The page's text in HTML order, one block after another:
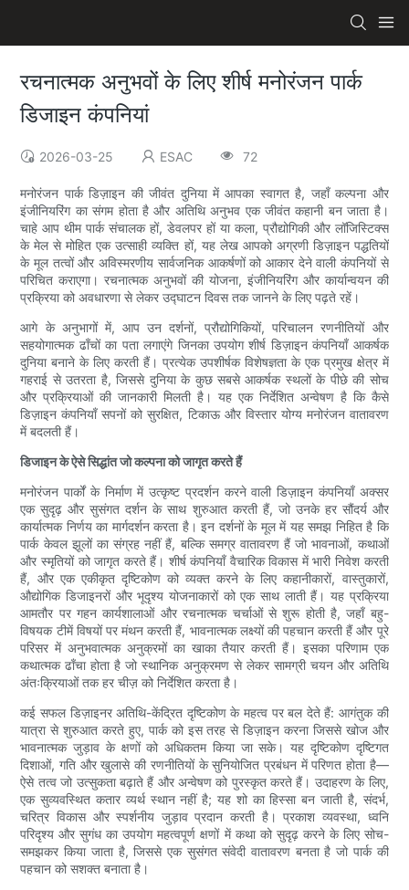
रचनात्मक अनुभवों के लिए शीर्ष मनोरंजन पार्क
डिजाइन कंपनियां
2026-03-25 ESAC 72
मनोरंजन पार्क डिज़ाइन की जीवंत दुनिया में आपका स्वागत है, जहाँ कल्पना और
इंजीनियरिंग का संगम होता है और अतिथि अनुभव एक जीवंत कहानी बन जाता है।
चाहे आप थीम पार्क संचालक हों, डेवलपर हों या कला, प्रौद्योगिकी और लॉजिस्टिक्स
के मेल से मोहित एक उत्साही व्यक्ति हों, यह लेख आपको अग्रणी डिज़ाइन पद्धतियों
के मूल तत्वों और अविस्मरणीय सार्वजनिक आकर्षणों को आकार देने वाली कंपनियों से
परिचित कराएगा। रचनात्मक अनुभवों की योजना, इंजीनियरिंग और कार्यान्वयन की
प्रक्रिया को अवधारणा से लेकर उद्घाटन दिवस तक जानने के लिए पढ़ते रहें।
आगे के अनुभागों में, आप उन दर्शनों, प्रौद्योगिकियों, परिचालन रणनीतियों और
सहयोगात्मक ढाँचों का पता लगाएंगे जिनका उपयोग शीर्ष डिज़ाइन कंपनियाँ आकर्षक
दुनिया बनाने के लिए करती हैं। प्रत्येक उपशीर्षक विशेषज्ञता के एक प्रमुख क्षेत्र में
गहराई से उतरता है, जिससे दुनिया के कुछ सबसे आकर्षक स्थलों के पीछे की सोच
और प्रक्रियाओं की जानकारी मिलती है। यह एक निर्देशित अन्वेषण है कि कैसे
डिज़ाइन कंपनियाँ सपनों को सुरक्षित, टिकाऊ और विस्तार योग्य मनोरंजन वातावरण
में बदलती हैं।
डिजाइन के ऐसे सिद्धांत जो कल्पना को जागृत करते हैं
मनोरंजन पार्कों के निर्माण में उत्कृष्ट प्रदर्शन करने वाली डिज़ाइन कंपनियाँ अक्सर
एक सुदृढ़ और सुसंगत दर्शन के साथ शुरुआत करती हैं, जो उनके हर सौंदर्य और
कार्यात्मक निर्णय का मार्गदर्शन करता है। इन दर्शनों के मूल में यह समझ निहित है कि
पार्क केवल झूलों का संग्रह नहीं हैं, बल्कि समग्र वातावरण हैं जो भावनाओं, कथाओं
और स्मृतियों को जागृत करते हैं। शीर्ष कंपनियाँ वैचारिक विकास में भारी निवेश करती
हैं, और एक एकीकृत दृष्टिकोण को व्यक्त करने के लिए कहानीकारों, वास्तुकारों,
औद्योगिक डिजाइनरों और भूदृश्य योजनाकारों को एक साथ लाती हैं। यह प्रक्रिया
आमतौर पर गहन कार्यशालाओं और रचनात्मक चर्चाओं से शुरू होती है, जहाँ बहु-
विषयक टीमें विषयों पर मंथन करती हैं, भावनात्मक लक्ष्यों की पहचान करती हैं और पूरे
परिसर में अनुभवात्मक अनुक्रमों का खाका तैयार करती हैं। इसका परिणाम एक
कथात्मक ढाँचा होता है जो स्थानिक अनुक्रमण से लेकर सामग्री चयन और अतिथि
अंतःक्रियाओं तक हर चीज़ को निर्देशित करता है।
कई सफल डिज़ाइनर अतिथि-केंद्रित दृष्टिकोण के महत्व पर बल देते हैं: आगंतुक की
यात्रा से शुरुआत करते हुए, पार्क को इस तरह से डिज़ाइन करना जिससे खोज और
भावनात्मक जुड़ाव के क्षणों को अधिकतम किया जा सके। यह दृष्टिकोण दृष्टिगत
दिशाओं, गति और खुलासे की रणनीतियों के सुनियोजित प्रबंधन में परिणत होता है—
ऐसे तत्व जो उत्सुकता बढ़ाते हैं और अन्वेषण को पुरस्कृत करते हैं। उदाहरण के लिए,
एक सुव्यवस्थित कतार व्यर्थ स्थान नहीं है; यह शो का हिस्सा बन जाती है, संदर्भ,
चरित्र विकास और स्पर्शनीय जुड़ाव प्रदान करती है। प्रकाश व्यवस्था, ध्वनि
परिदृश्य और सुगंध का उपयोग महत्वपूर्ण क्षणों में कथा को सुदृढ़ करने के लिए सोच-
समझकर किया जाता है, जिससे एक सुसंगत संवेदी वातावरण बनता है जो पार्क की
पहचान को सशक्त बनाता है।